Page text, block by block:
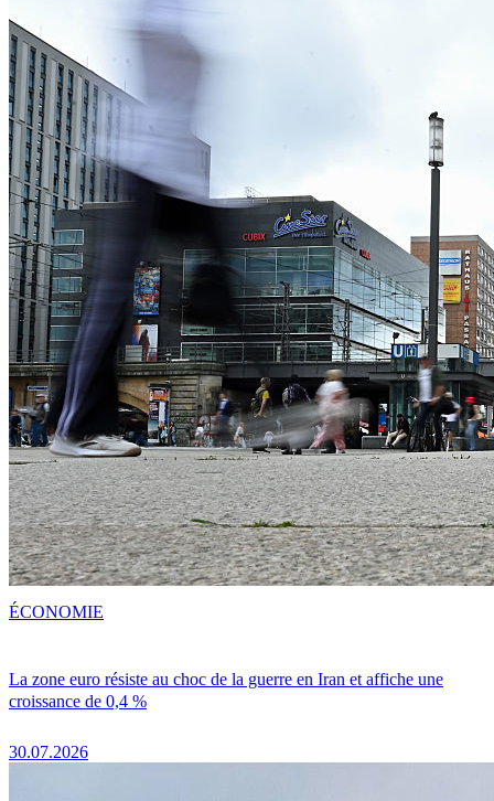
La zone euro résiste au choc de la guerre en Iran et affiche une
croissance de 0,4 %
30.07.2026
ÉCONOMIE